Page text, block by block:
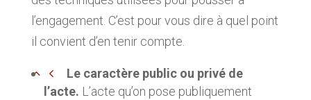
l’engagement. C’est pour vous dire à quel point
il convient d’en tenir compte.
Le caractère public ou privé de
l’acte. L’acte qu’on pose publiquement